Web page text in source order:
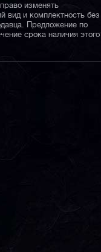
изменять
вид и комплектность без
Предложение по
срока наличия этого